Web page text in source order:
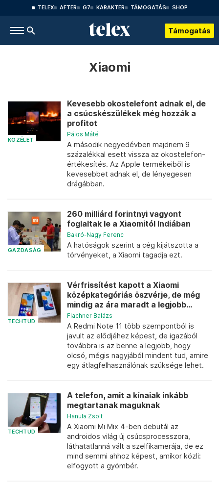
TELEX AFTER G7 KARAKTER TÁMOGATÁS SHOP
Támogatás
Xiaomi
KÖZÉLET
Kevesebb okostelefont adnak el, de
a csúcskészülékek még hozzák a
profitot
Pálos Máté
A második negyedévben majdnem 9
százalékkal esett vissza az okostelefon-
értékesítés. Az Apple termékeiből is
kevesebbet adnak el, de lényegesen
drágábban.
GAZDASÁG
260 milliárd forintnyi vagyont
foglaltak le a Xiaomitól Indiában
Bakró-Nagy Ferenc
A hatóságok szerint a cég kijátszotta a
törvényeket, a Xiaomi tagadja ezt.
TECHTUD
Vérfrissítést kapott a Xiaomi
középkategóriás öszvérje, de még
mindig az ára maradt a legjobb...
Flachner Balázs
A Redmi Note 11 több szempontból is
javult az elődjéhez képest, de igazából
továbbra is az benne a legjobb, hogy
olcsó, mégis nagyjából mindent tud, amire
egy átlagfelhasználónak szüksége lehet.
TECHTUD
A telefon, amit a kínaiak inkább
megtartanak maguknak
Hanula Zsolt
A Xiaomi Mi Mix 4-ben debütál az
androidos világ új csúcsprocesszora,
láthatatlanná vált a szelfikamerája, de ez
mind semmi ahhoz képest, amikor közli:
elfogyott a gyömbér.